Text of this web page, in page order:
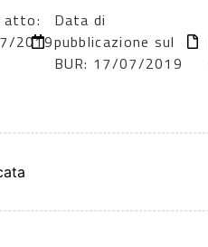
atto:
2019
Data di
pubblicazione sul
BUR: 17/07/2019